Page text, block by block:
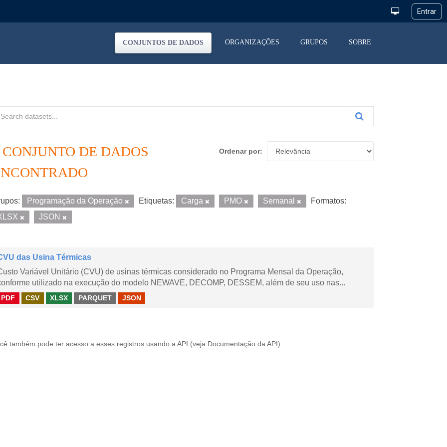
CONJUNTOS DE DADOS ORGANIZAÇÕES GRUPOS SOBRE
Ordenar por
CONJUNTO DE DADOS
Programação da Operação Etiquetas: Carga PMO Semanal
Formatos:
JSON
das Usina Térmicas
Variável Unitário (CVU) de usinas térmicas considerado no Programa Mensal da Operação,
utilizado na execução do modelo NEWAVE, DECOMP, DESSEM, além de seu uso nas...
PDF CSV XLSX PARQUET JSON
também pode ter acesso a esses registros usando a API (veja Documentação da API ).